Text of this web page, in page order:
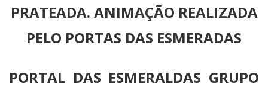
PRATEADA. ANIMAÇÃO REALIZADA
PELO PORTAS DAS ESMERADAS
PORTAL DAS ESMERALDAS GRUPO